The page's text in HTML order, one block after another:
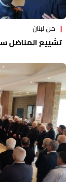
من لبنان
تشييع المناضل